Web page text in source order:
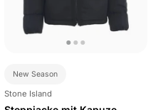
New Season
Stone Island